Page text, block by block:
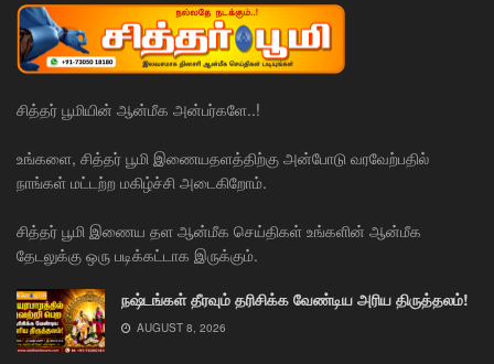
சித்தர் பூமியின் ஆன்மீக அன்பர்களே..!
உங்களை, சித்தர் பூமி இணையதளத்திற்கு அன்போடு வரவேற்பதில்
நாங்கள் மட்டற்ற மகிழ்ச்சி அடைகிறோம்.
சித்தர் பூமி இணைய தள ஆன்மீக செய்திகள் உங்களின் ஆன்மீக
தேடலுக்கு ஒரு படிக்கட்டாக இருக்கும்.
நஷ்டங்கள் தீரவும் தரிசிக்க வேண்டிய அரிய திருத்தலம்!
AUGUST 8, 2026